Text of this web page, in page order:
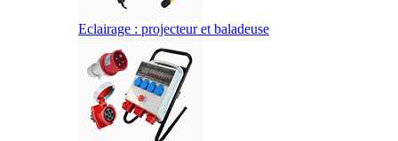
Eclairage : projecteur et baladeuse